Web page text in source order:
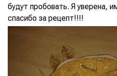
будут пробовать. Я уверена,
спасибо за рецепт!!!!